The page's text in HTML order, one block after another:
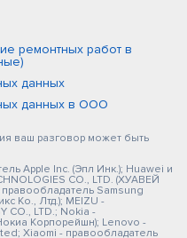
ремонтных работ в
данных
данных в ООО
ваш разговор может быть
Apple Inc. (Эпл Инк.); Huawei и
CO., LTD. (ХУАВЕЙ
Samsung
Ко., Лтд.); MEIZU -
CO., LTD.; Nokia -
Корпорейшн); Lenovo -
Xiaomi - правообладатель